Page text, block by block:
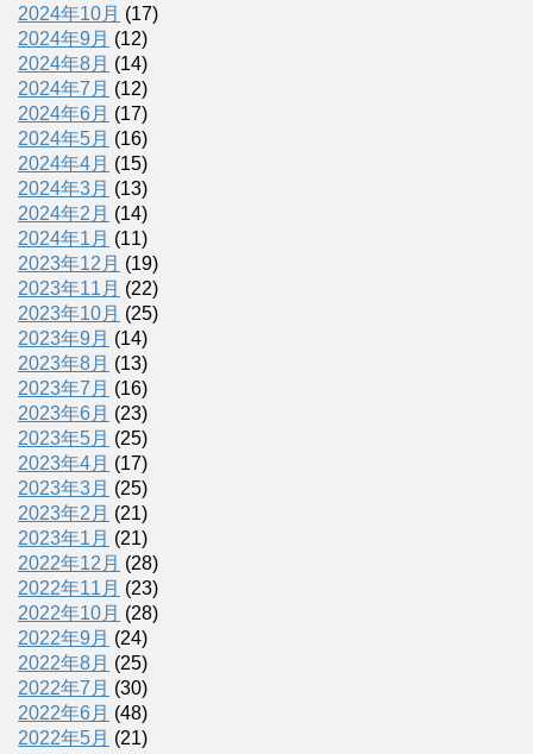
2024年10月 (17)
2024年9月 (12)
2024年8月 (14)
2024年7月 (12)
2024年6月 (17)
2024年5月 (16)
2024年4月 (15)
2024年3月 (13)
2024年2月 (14)
2024年1月 (11)
2023年12月 (19)
2023年11月 (22)
2023年10月 (25)
2023年9月 (14)
2023年8月 (13)
2023年7月 (16)
2023年6月 (23)
2023年5月 (25)
2023年4月 (17)
2023年3月 (25)
2023年2月 (21)
2023年1月 (21)
2022年12月 (28)
2022年11月 (23)
2022年10月 (28)
2022年9月 (24)
2022年8月 (25)
2022年7月 (30)
2022年6月 (48)
2022年5月 (21)